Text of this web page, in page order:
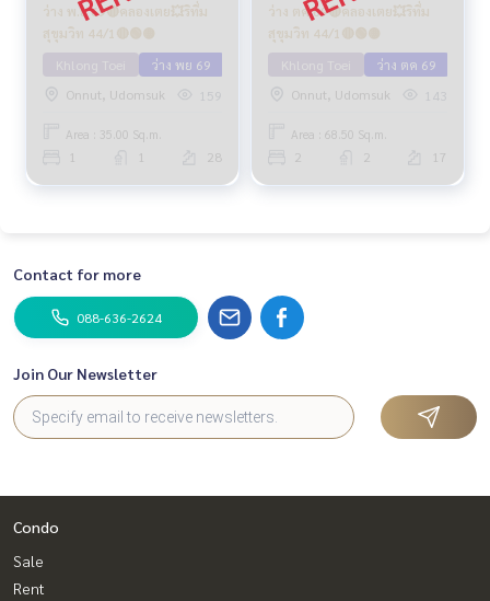
ว่าง พ.ย 69🔴คลองเตย💥ริทึ่ม
สุขุมวิท 44/1🔴🟢🟡
ว่าง พย 69
Onnut, Udomsuk
159
Area : 35.00 Sq.m.
1 1 28
ว่าง ตค 69🔴คลองเตย💥ริทึ่ม
สุขุมวิท 44/1🔴🟢🟡
ว่าง ตค 69
Onnut, Udomsuk
143
Area : 68.50 Sq.m.
2 2 17
Contact for more
088-636-2624
Join Our Newsletter
Condo
Sale
Rent